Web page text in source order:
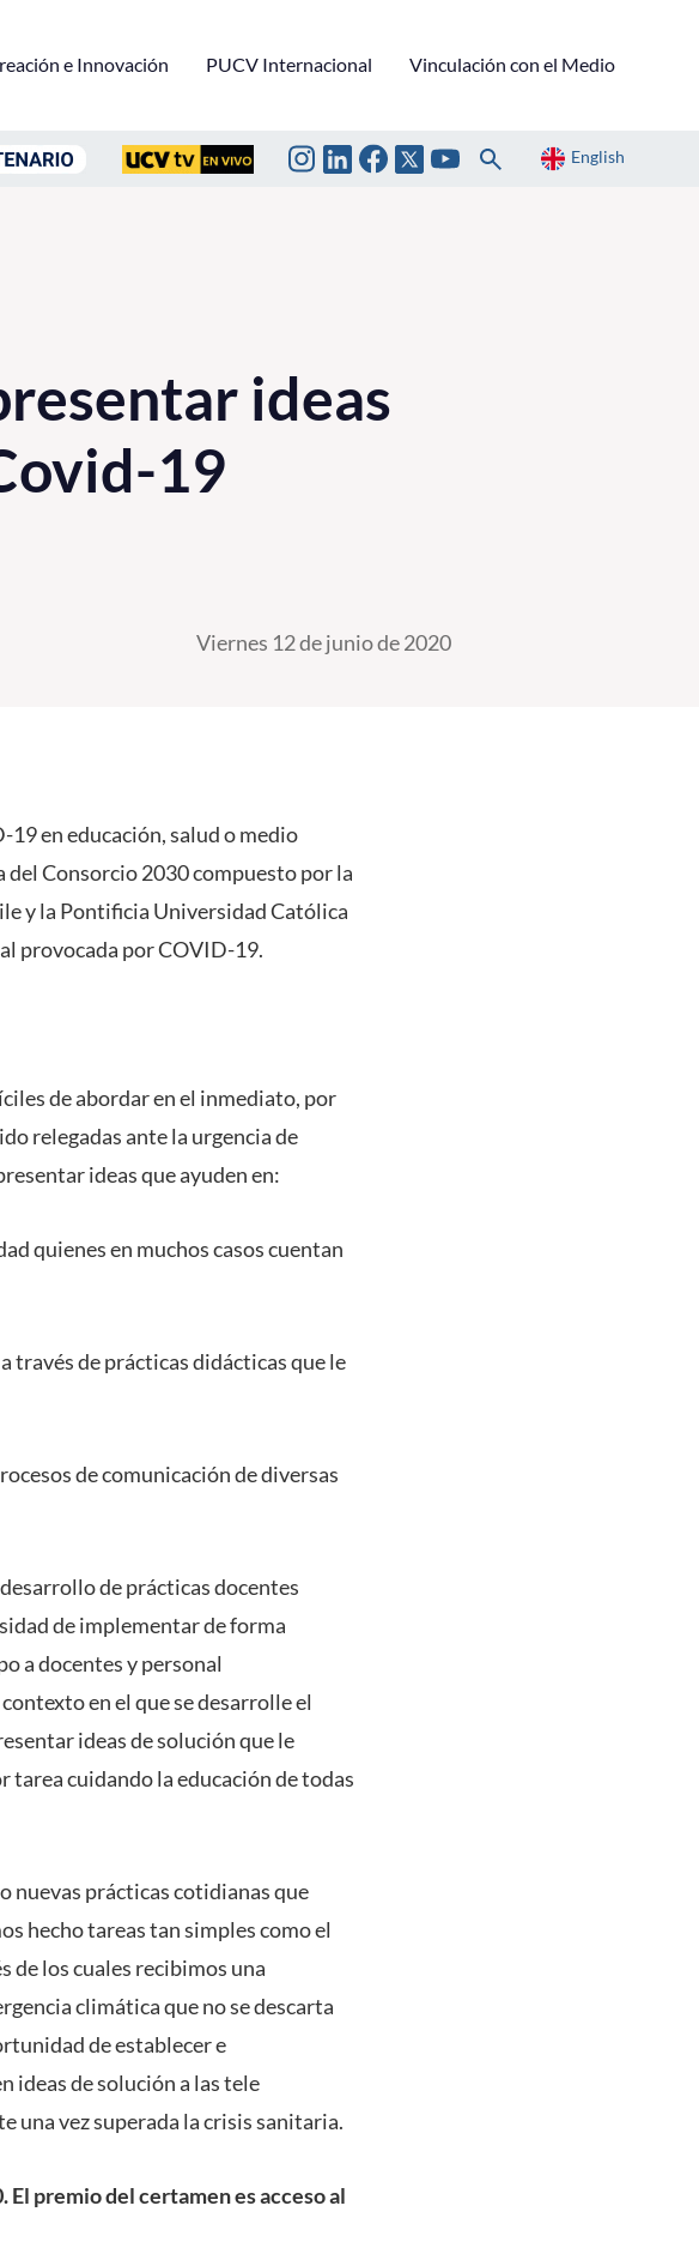
e Innovación PUCV Internacional Vinculación con el Medio
English
ideas
19
Viernes 12 de junio de 2020
19 en educación, salud o medio
Consorcio 2030 compuesto por la
y la Pontificia Universidad Católica
provocada por COVID-19.
de abordar en el inmediato, por
relegadas ante la urgencia de
ideas que ayuden en:
quienes en muchos casos cuentan
través de prácticas didácticas que le
de comunicación de diversas
de prácticas docentes
de implementar de forma
a docentes y personal
en el que se desarrolle el
ideas de solución que le
tarea cuidando la educación de todas
nuevas prácticas cotidianas que
hecho tareas tan simples como el
de los cuales recibimos una
climática que no se descarta
de establecer e
ideas de solución a las tele
una vez superada la crisis sanitaria.
premio del certamen es acceso al